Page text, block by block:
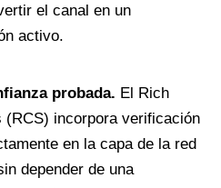
el canal en un
activo.
probada. El Rich
incorpora verificación
en la capa de la red
depender de una